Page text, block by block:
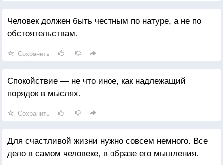
Человек должен быть честным по натуре, а не по
обстоятельствам.
Сохранить
Спокойствие — не что иное, как надлежащий
порядок в мыслях.
Сохранить
Для счастливой жизни нужно совсем немного. Все
дело в самом человеке, в образе его мышления.